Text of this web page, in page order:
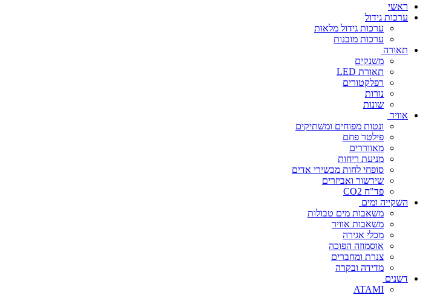
ראשי
ערכות גידול
ערכות גידול מלאות
ערכות מובנות
תאורה
משנקים
תאורת LED
רפלקטורים
נורות
שונות
אוויר
ונטות מפוחים ומשתיקים
פילטר פחם
מאווררים
מניעת ריחות
סופחי לחות מכשירי אדים
שירשור ואביזרים
פד"ח CO2
השקייה ומים
משאבות מים טבולות
משאבות אוויר
מכלי אגירה
אוסמוזה הפוכה
צנרת ומחברים
מדידה ובקרה
דשנים
ATAMI